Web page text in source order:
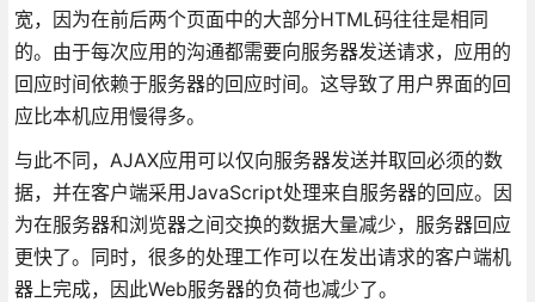
宽，因为在前后两个页面中的大部分HTML码往往是相同
的。由于每次应用的沟通都需要向服务器发送请求，应用的
回应时间依赖于服务器的回应时间。这导致了用户界面的回
应比本机应用慢得多。
与此不同，AJAX应用可以仅向服务器发送并取回必须的数
据，并在客户端采用JavaScript处理来自服务器的回应。因
为在服务器和浏览器之间交换的数据大量减少，服务器回应
更快了。同时，很多的处理工作可以在发出请求的客户端机
器上完成，因此Web服务器的负荷也减少了。